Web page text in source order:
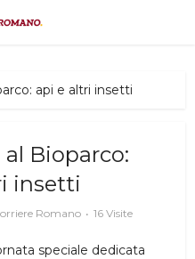
api e altri insetti
Bioparco:
insetti
Romano 16 Visite
speciale dedicata